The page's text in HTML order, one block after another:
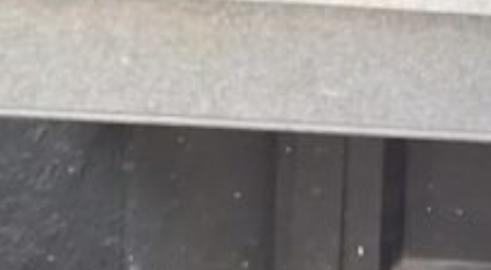
diesem Beitrag fragen wir uns, warum die
Sendung vom 30.01.2026
Moderation: Jil-Vivien Harta
Redaktion: Zoë Zulauf